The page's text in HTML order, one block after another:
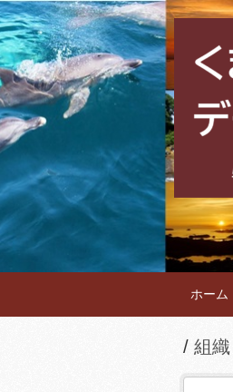
ホーム
組織